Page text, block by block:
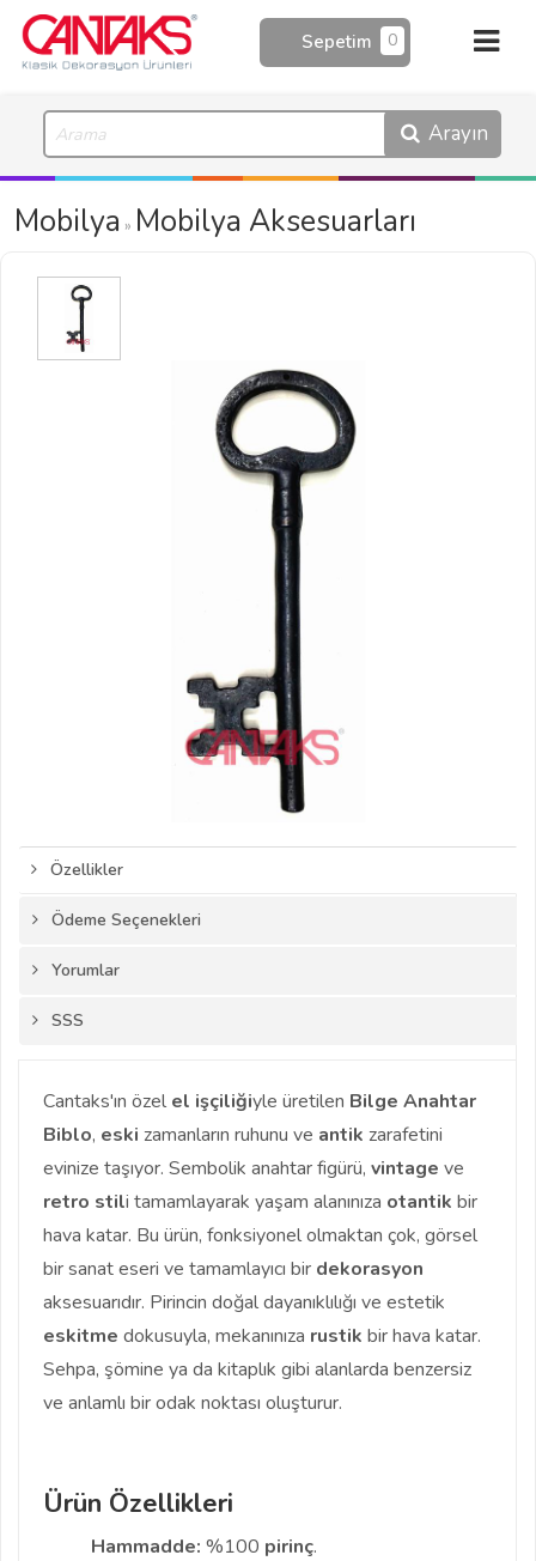
0
Sepetim
Arayın
Mobilya » Mobilya Aksesuarları
Özellikler
Ödeme Seçenekleri
Yorumlar
SSS
Cantaks'ın özel el işçiliğiyle üretilen Bilge Anahtar
Biblo, eski zamanların ruhunu ve antik zarafetini
evinize taşıyor. Sembolik anahtar figürü, vintage ve
retro stili tamamlayarak yaşam alanınıza otantik bir
hava katar. Bu ürün, fonksiyonel olmaktan çok, görsel
bir sanat eseri ve tamamlayıcı bir dekorasyon
aksesuarıdır. Pirincin doğal dayanıklılığı ve estetik
eskitme dokusuyla, mekanınıza rustik bir hava katar.
Sehpa, şömine ya da kitaplık gibi alanlarda benzersiz
ve anlamlı bir odak noktası oluşturur.
Ürün Özellikleri
Hammadde: %100 pirinç.